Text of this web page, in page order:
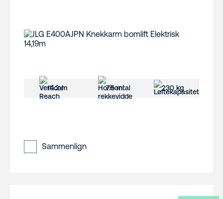
14.2 m 7.5 m 230 kg
Sammenlign